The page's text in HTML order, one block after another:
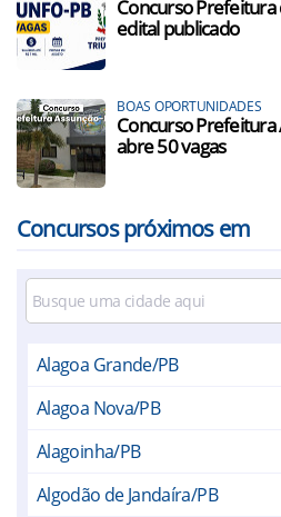
Concurso
edital publicado
BOAS OPORTUNIDADES
Concurso Prefeitura
abre 50 vagas
Concursos próximos em
Alagoa Grande/PB
Alagoa Nova/PB
Alagoinha/PB
Algodão de Jandaíra/PB